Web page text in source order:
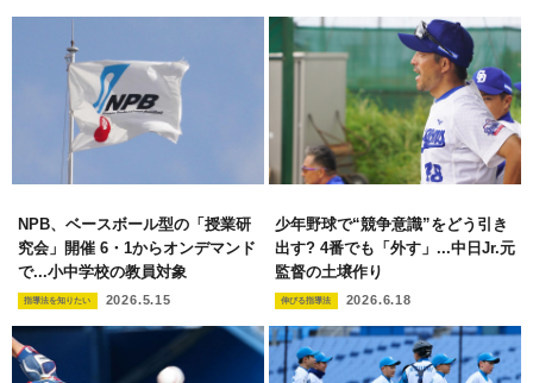
NPB、ベースボール型の「授業研
究会」開催 6・1からオンデマンド
で...小中学校の教員対象
指導法を知りたい 2026.5.15
少年野球で“競争意識”をどう引き
出す? 4番でも「外す」...中日Jr.元
監督の土壌作り
伸びる指導法 2026.6.18